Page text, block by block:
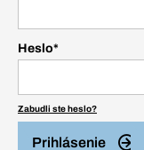
Heslo*
Zabudli ste heslo?
Prihlásenie